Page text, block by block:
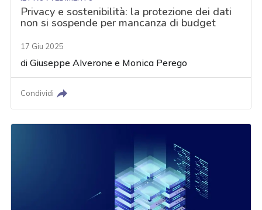
Privacy e sostenibilità: la protezione dei dati
non si sospende per mancanza di budget
17 Giu 2025
diGiuseppe Alverone e Monica Perego
Condividi